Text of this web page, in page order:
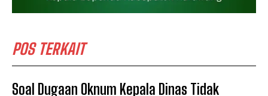
POS TERKAIT
Soal Dugaan Oknum Kepala Dinas Tidak